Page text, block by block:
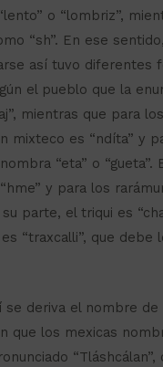
o “lombriz”,
“sh”. En ese
así tuvo diferentes
el pueblo que la
mientras que para
mixteco es “ndíta” y
“eta” o “gueta”.
y para los
parte, el triqui es
“traxcalli”, que debe
se deriva el nombre de
que los mexicas
“Tláshcálan”,